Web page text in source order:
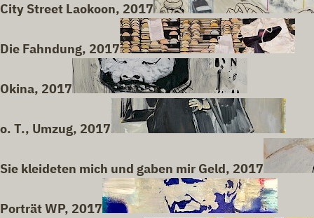
City Street Laokoon, 2017
Die Fahndung, 2017
Okina, 2017
o. T., Umzug, 2017
Sie kleideten mich und gaben mir Geld, 2017
Porträt WP, 2017